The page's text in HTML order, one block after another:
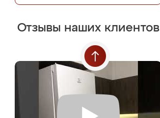
Отзывы наших клиентов